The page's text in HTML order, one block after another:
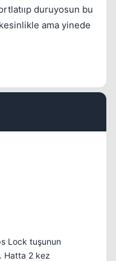
duruyosun bu
ama yinede
Lock tuşunun
Hatta 2 kez